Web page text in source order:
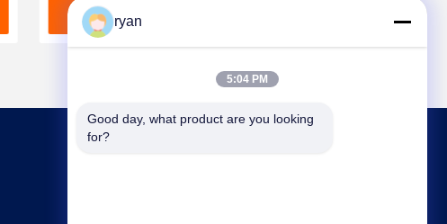
Obtenez le meilleur prix
ryan
5:04 PM
Good day, what product are you looking
for?